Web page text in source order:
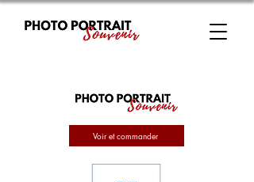
Voir et commander